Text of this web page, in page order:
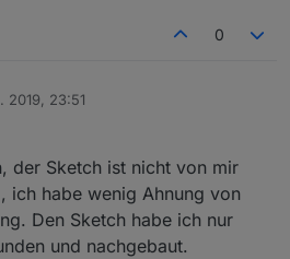
0
2019, 23:51
der Sketch ist nicht von mir
ich habe wenig Ahnung von
Den Sketch habe ich nur
und nachgebaut.